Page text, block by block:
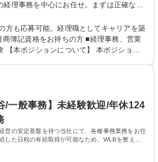
理事務を中心にお任せ。まずは正確な入
存メンバーと一緒に業務を進めながら段
的には】 ■社内稟議に
■明細作成 ■伝票処理、記帳業務 ■既存
的には】 ■月次決算補助 ■四半期・年次決
方も応募可能。経理職としてキャリアを築
簿記資格をお持ちの方 ■経理事務、営業
四半期決算・開示資料作成補助などへス
業は通常月ほぼなく、決算月でも10時間
専門性を身につけられる環境です。 学
短大 専修学校 高校 語学力： 資格：日商
/一般事務】未経験歓迎/年休124
営の安定基盤を持つ当社にて、各種事務業務をお任
した日程の有給取得が可能なため、WLBを整えた